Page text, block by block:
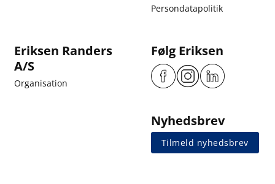
Persondatapolitik
Eriksen Randers
A/S
Organisation
Følg Eriksen
Nyhedsbrev
Tilmeld nyhedsbrev